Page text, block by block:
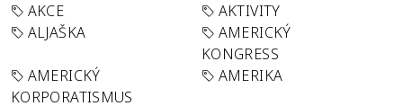
AKCE
AKTIVITY
ALJAŠKA
AMERICKÝ
KONGRESS
AMERICKÝ
KORPORATISMUS
AMERIKA